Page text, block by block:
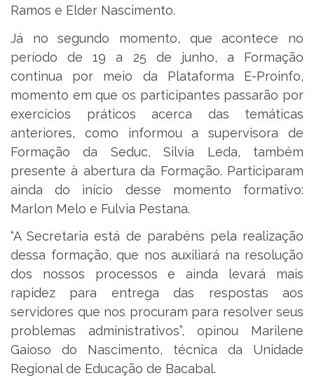
Ramos e Elder Nascimento.
Já no segundo momento, que acontece no
período de 19 a 25 de junho, a Formação
continua por meio da Plataforma E-Proinfo,
momento em que os participantes passarão por
exercícios práticos acerca das temáticas
anteriores, como informou a supervisora de
Formação da Seduc, Silvia Leda, também
presente à abertura da Formação. Participaram
ainda do início desse momento formativo:
Marlon Melo e Fulvia Pestana.
“A Secretaria está de parabéns pela realização
dessa formação, que nos auxiliará na resolução
dos nossos processos e ainda levará mais
rapidez para entrega das respostas aos
servidores que nos procuram para resolver seus
problemas administrativos”, opinou Marilene
Gaioso do Nascimento, técnica da Unidade
Regional de Educação de Bacabal.